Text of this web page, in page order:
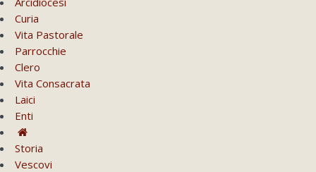
Curia
Vita Pastorale
Parrocchie
Clero
Vita Consacrata
Laici
Enti
Storia
Vescovi